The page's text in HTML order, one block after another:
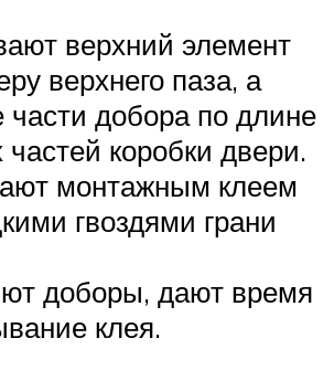
верхний элемент
верхнего паза, а
части добора по длине
коробки двери.
монтажным клеем
гвоздями грани
доборы, дают время
клея.